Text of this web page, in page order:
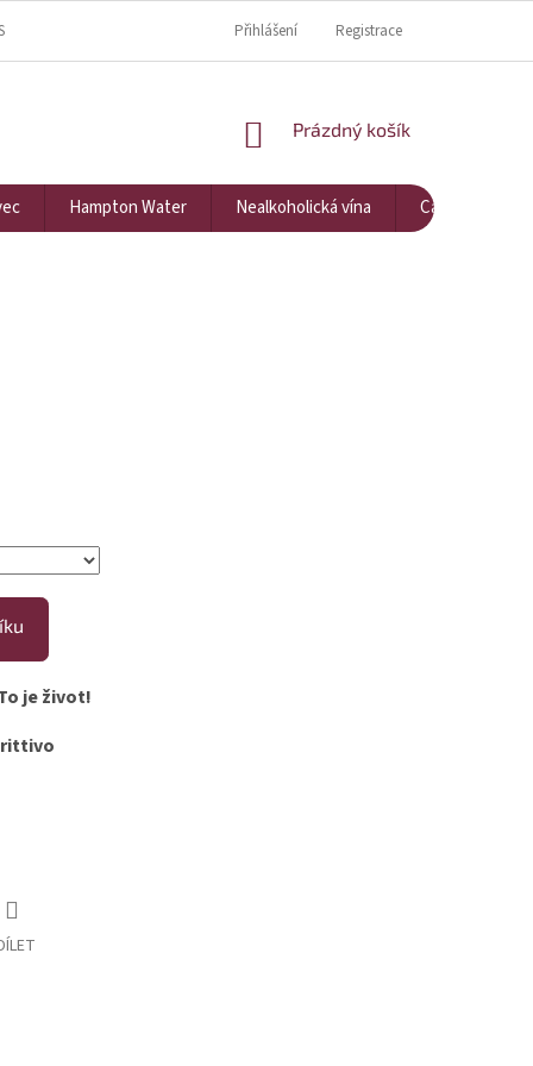
KONTAKTY
Přihlášení Registrace
NÁKUPNÍ KOŠÍK
Prázdný košík
Hampton Water Nealkoholická vína Cavarna
je život!